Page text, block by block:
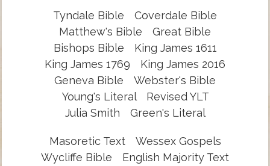
Tyndale Bible
Coverdale Bible
Matthew's Bible
Great Bible
Bishops Bible
King James 1611
King James 1769
King James 2016
Geneva Bible
Webster's Bible
Young's Literal
Revised YLT
Julia Smith
Green's Literal
Masoretic Text
Wessex Gospels
Wycliffe Bible
English Majority Text